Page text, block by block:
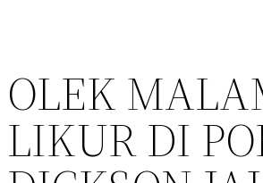
OLEK
LIKUR DI